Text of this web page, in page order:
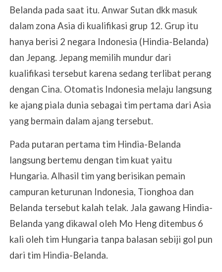
Belanda pada saat itu. Anwar Sutan dkk masuk
dalam zona Asia di kualifikasi grup 12. Grup itu
hanya berisi 2 negara Indonesia (Hindia-Belanda)
dan Jepang. Jepang memilih mundur dari
kualifikasi tersebut karena sedang terlibat perang
dengan Cina. Otomatis Indonesia melaju langsung
ke ajang piala dunia sebagai tim pertama dari Asia
yang bermain dalam ajang tersebut.
Pada putaran pertama tim Hindia-Belanda
langsung bertemu dengan tim kuat yaitu
Hungaria. Alhasil tim yang berisikan pemain
campuran keturunan Indonesia, Tionghoa dan
Belanda tersebut kalah telak. Jala gawang Hindia-
Belanda yang dikawal oleh Mo Heng ditembus 6
kali oleh tim Hungaria tanpa balasan sebiji gol pun
dari tim Hindia-Belanda.